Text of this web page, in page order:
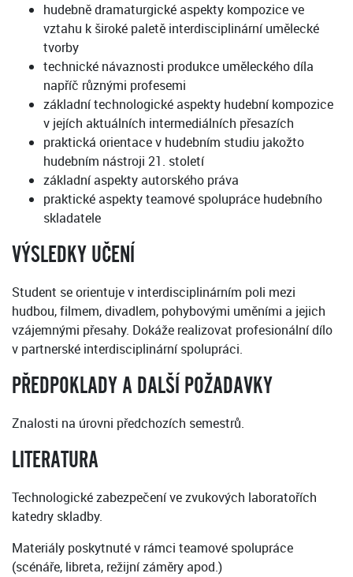
hudebně dramaturgické aspekty kompozice ve
vztahu k široké paletě interdisciplinární umělecké
tvorby
technické návaznosti produkce uměleckého díla
napříč různými profesemi
základní technologické aspekty hudební kompozice
v jejích aktuálních intermediálních přesazích
praktická orientace v hudebním studiu jakožto
hudebním nástroji 21. století
základní aspekty autorského práva
praktické aspekty teamové spolupráce hudebního
skladatele
VÝSLEDKY UČENÍ
Student se orientuje v interdisciplinárním poli mezi
hudbou, filmem, divadlem, pohybovými uměními a jejich
vzájemnými přesahy. Dokáže realizovat profesionální dílo
v partnerské interdisciplinární spolupráci.
PŘEDPOKLADY A DALŠÍ POŽADAVKY
Znalosti na úrovni předchozích semestrů.
LITERATURA
Technologické zabezpečení ve zvukových laboratořích
katedry skladby.
Materiály poskytnuté v rámci teamové spolupráce
(scénáře, libreta, režijní záměry apod.)